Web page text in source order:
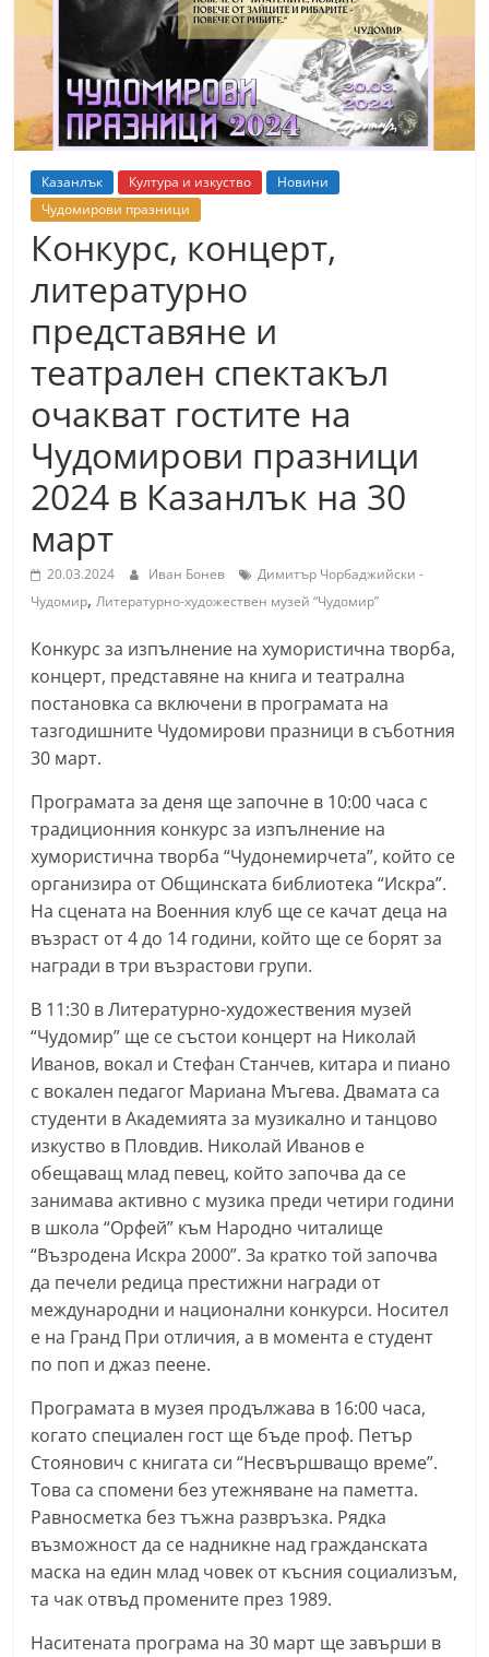
т
К
а
з
а
н
л
к
и
о
л
а
с
С
а
р
З
а
г
а
k
a
z
a
l
a
k
.
i
n
f
o
,
k
a
z
n
l
a
k
-
b
g
.
Казанлък Култура и изкуство
Новини
Чудомирови празници
Конкурс, концерт,
литературно
представяне и
театрален спектакъл
очакват гостите на
Чудомирови празници
2024 в Казанлък на 30
март
20.03.2024 Иван Бонев
Димитър Чорбаджийски -
Чудомир,Литературно-художествен музей “Чудомир”
Конкурс за изпълнение на хумористична творба,
концерт, представяне на книга и театрална
постановка са включени в програмата на
тазгодишните Чудомирови празници в съботния
30 март.
Програмата за деня ще започне в 10:00 часа с
традиционния конкурс за изпълнение на
хумористична творба “Чудонемирчета”, който се
организира от Общинската библиотека “Искра”.
На сцената на Военния клуб ще се качат деца на
възраст от 4 до 14 години, който ще се борят за
награди в три възрастови групи.
В 11:30 в Литературно-художествения музей
“Чудомир” ще се състои концерт на Николай
Иванов, вокал и Стефан Станчев, китара и пиано
с вокален педагог Мариана Мъгева. Двамата са
студенти в Академията за музикално и танцово
изкуство в Пловдив. Николай Иванов е
обещаващ млад певец, който започва да се
занимава активно с музика преди четири години
в школа “Орфей” към Народно читалище
“Възродена Искра 2000”. За кратко той започва
да печели редица престижни награди от
международни и национални конкурси. Носител
е на Гранд При отличия, а в момента е студент
по поп и джаз пеене.
Програмата в музея продължава в 16:00 часа,
когато специален гост ще бъде проф. Петър
Стоянович с книгата си “Несвършващо време”.
Това са спомени без утежняване на паметта.
Равносметка без тъжна развръзка. Рядка
възможност да се надникне над гражданската
маска на един млад човек от късния социализъм,
та чак отвъд промените през 1989.
Наситената програма на 30 март ще завърши в